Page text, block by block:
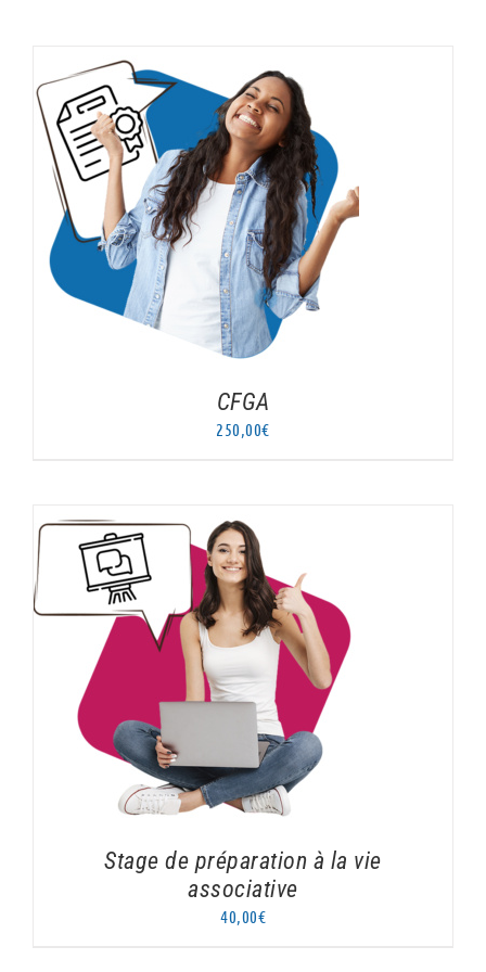
AJOUTER AU PANIER / DÉTAILS
CFGA
250,00€
AJOUTER AU PANIER / DÉTAILS
Stage de préparation à la vie
associative
40,00€